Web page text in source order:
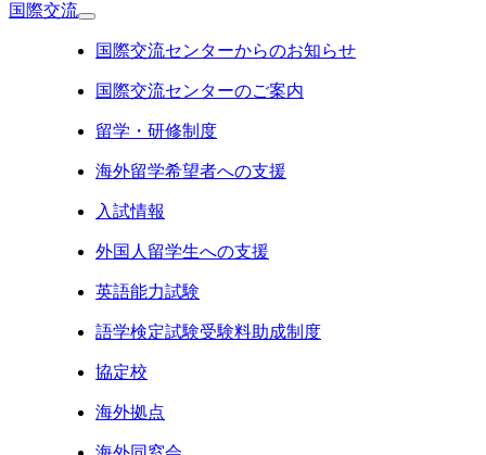
国際交流
国際交流センターからのお知らせ
国際交流センターのご案内
留学・研修制度
海外留学希望者への支援
入試情報
外国人留学生への支援
英語能力試験
語学検定試験受験料助成制度
協定校
海外拠点